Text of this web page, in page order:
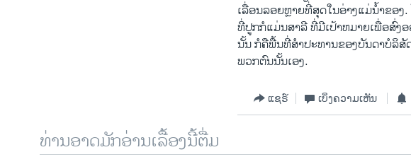
ເລື່ອນລອຍຫຼາຍທີ່ສຸດໃນອ່າງແມ່ນໍ້າຂອງ
ທີ່​ປູກກໍ​ແມ່ນສາລີ ທີ່ມີເປ້າຫມາຍເພື່ອ​ສົ່ງ​
ນັ້ນ ກໍຄືພື້ນທີ່ສໍາປະທານຂອງບັນດາບໍລິສັ
ພວກຕົນນັ້ນເອງ.
ແຊຣ໌ ເບິ່ງຄວາມເຫັນ
ທ່ານອາດມັກອ່ານເລື້ອງນີ້ຕື່ມ